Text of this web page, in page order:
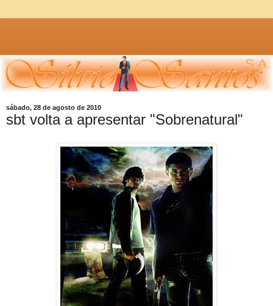
sábado, 28 de agosto de 2010
sbt volta a apresentar "Sobrenatural"